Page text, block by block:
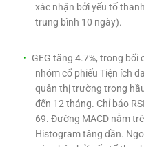
xác nhận bởi yếu tố
trung bình 10 ngày).
GEG tăng 4.7%, trong
nhóm cổ phiếu Tiện ích
quân thị trường trong
đến 12 tháng. Chỉ báo
69. Đường MACD nằm
Histogram tăng dần.